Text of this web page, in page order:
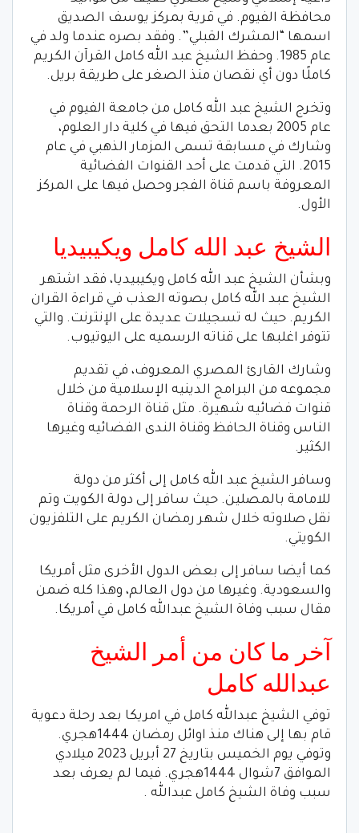
محافظة الفيوم. في قرية بمركز يوسف الصديق
اسمها “المشرك القبلي”. وفقد بصره عندما ولد في
عام 1985. وحفظ الشيخ عبد الله كامل القرآن الكريم
كاملًا دون أي نقصان منذ الصغر على طريقة بريل.
وتخرج الشيخ عبد الله كامل من جامعة الفيوم في
عام 2005 بعدما التحق فيها في كلية دار العلوم،
وشارك في مسابقة تسمى المزمار الذهبي في عام
2015. التي قدمت على أحد القنوات الفضائية
المعروفة باسم قناة الفجر وحصل فيها على المركز
الأول.
الشيخ عبد الله كامل ويكيبيديا
وبشأن الشيخ عبد الله كامل ويكيبيديا، فقد اشتهر
الشيخ عبد الله كامل بصوته العذب في قراءة القران
الكريم. حيث له تسجيلات عديدة على الإنترنت. والتي
تتوفر اغلبها على قناته الرسميه على اليوتيوب.
وشارك القارئ المصري المعروف، في تقديم
مجموعه من البرامج الدينيه الإسلامية من خلال
قنوات فضائيه شهيرة. مثل قناة الرحمة وقناة
الناس وقناة الحافظ وقناة الندى الفضائيه وغيرها
الكثير.
وسافر الشيخ عبد الله كامل إلى أكثر من دولة
للامامة بالمصلين. حيث سافر إلى دولة الكويت وتم
نقل صلاوته خلال شهر رمضان الكريم على التلفزيون
الكويتي.
كما أيضا سافر إلى بعض الدول الأخرى مثل أمريكا
والسعودية. وغيرها من دول العالم، وهذا كله ضمن
مقال سبب وفاة الشيخ عبدالله كامل في أمريكا.
آخر ما كان من أمر الشيخ
عبدالله كامل
توفي الشيخ عبدالله كامل في امريكا بعد رحلة دعوية
قام بها إلى هناك منذ اوائل رمضان 1444هجري.
وتوفي يوم الخميس بتاريخ 27 أبريل 2023 ميلادي
الموافق 7شوال 1444هجري. فيما لم يعرف بعد
سبب وفاة الشيخ كامل عبدالله .